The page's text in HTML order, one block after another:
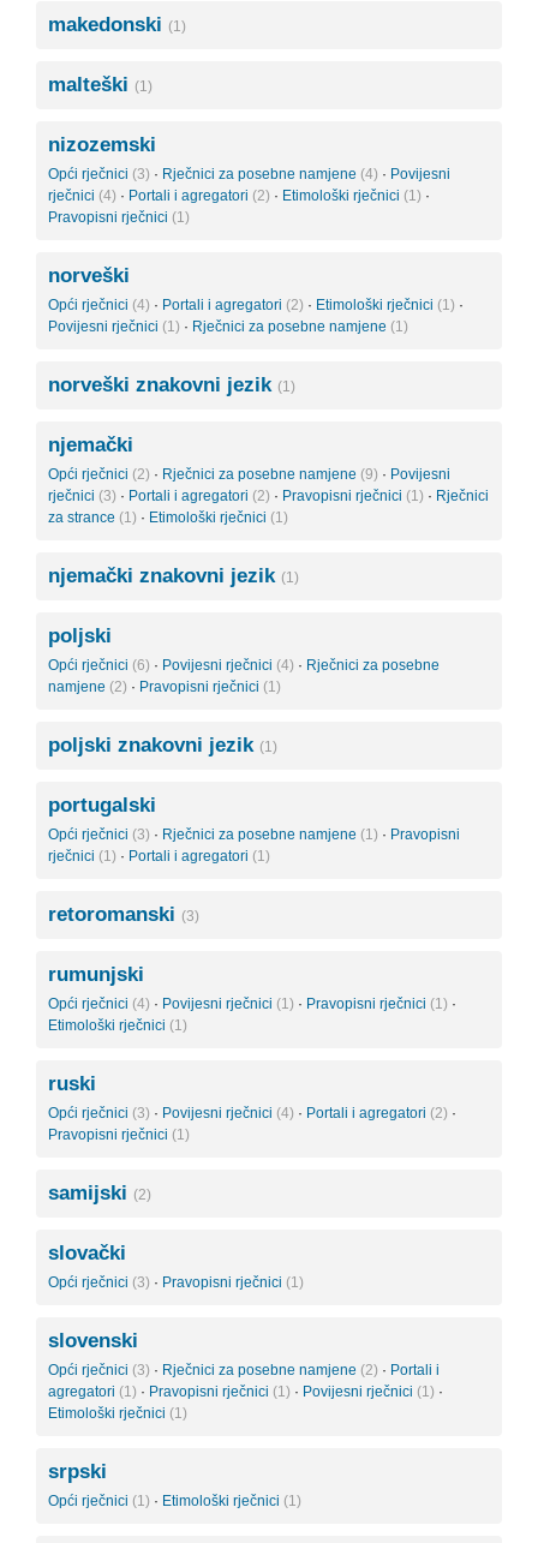
makedonski (1)
malteški (1)
nizozemski
Opći rječnici (3) · Rječnici za posebne namjene (4) · Povijesni
rječnici (4) · Portali i agregatori (2) · Etimološki rječnici (1) ·
Pravopisni rječnici (1)
norveški
Opći rječnici (4) · Portali i agregatori (2) · Etimološki rječnici (1) ·
Povijesni rječnici (1) · Rječnici za posebne namjene (1)
norveški znakovni jezik (1)
njemački
Opći rječnici (2) · Rječnici za posebne namjene (9) · Povijesni
rječnici (3) · Portali i agregatori (2) · Pravopisni rječnici (1) · Rječnici
za strance (1) · Etimološki rječnici (1)
njemački znakovni jezik (1)
poljski
Opći rječnici (6) · Povijesni rječnici (4) · Rječnici za posebne
namjene (2) · Pravopisni rječnici (1)
poljski znakovni jezik (1)
portugalski
Opći rječnici (3) · Rječnici za posebne namjene (1) · Pravopisni
rječnici (1) · Portali i agregatori (1)
retoromanski (3)
rumunjski
Opći rječnici (4) · Povijesni rječnici (1) · Pravopisni rječnici (1) ·
Etimološki rječnici (1)
ruski
Opći rječnici (3) · Povijesni rječnici (4) · Portali i agregatori (2) ·
Pravopisni rječnici (1)
samijski (2)
slovački
Opći rječnici (3) · Pravopisni rječnici (1)
slovenski
Opći rječnici (3) · Rječnici za posebne namjene (2) · Portali i
agregatori (1) · Pravopisni rječnici (1) · Povijesni rječnici (1) ·
Etimološki rječnici (1)
srpski
Opći rječnici (1) · Etimološki rječnici (1)